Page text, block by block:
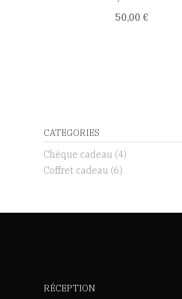
50,00 €
CATEGORIES
Chèque cadeau (4)
Coffret cadeau (6)
RÉCEPTION